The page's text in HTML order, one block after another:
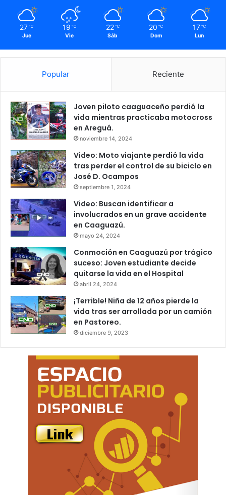
27 ℃
Jue
19 ℃
Vie
22 ℃
Sáb
20 ℃
Dom
17 ℃
Lun
Popular Reciente
Joven piloto caaguaceño perdió la
vida mientras practicaba motocross
en Areguá.
noviembre 14, 2024
Video: Moto viajante perdió la vida
tras perder el control de su biciclo en
José D. Ocampos
septiembre 1, 2024
Video: Buscan identificar a
involucrados en un grave accidente
en Caaguazú.
mayo 24, 2024
Conmoción en Caaguazú por trágico
suceso: Joven estudiante decide
quitarse la vida en el Hospital
abril 24, 2024
¡Terrible! Niña de 12 años pierde la
vida tras ser arrollada por un camión
en Pastoreo.
diciembre 9, 2023